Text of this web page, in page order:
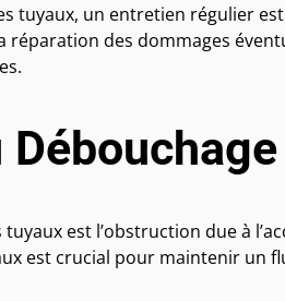
tuyaux, un entretien régulier
des dommages
est l’obstruction due à
est crucial pour maintenir un